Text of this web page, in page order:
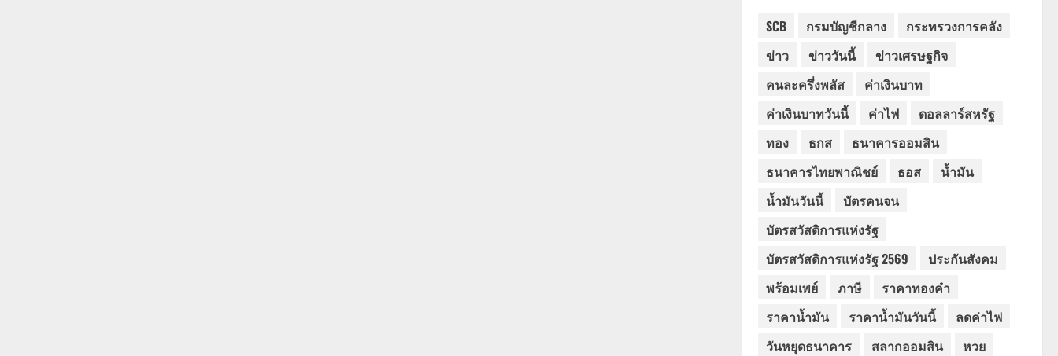
SCB กรมบัญชีกลาง
กระทรวงการคลัง
ข่าว
ข่าววันนี้
ข่าวเศรษฐกิจ
คนละครึ่งพลัส
ค่าเงินบาท
ค่าเงินบาทวันนี้
ค่าไฟ
ดอลลาร์สหรัฐ
ทอง
ธกส
ธนาคารออมสิน
ธนาคารไทยพาณิชย์
ธอส
น้ำมัน
น้ำมันวันนี้
บัตรคนจน
บัตรสวัสดิการแห่งรัฐ
บัตรสวัสดิการแห่งรัฐ 2569
ประกันสังคม
พร้อมเพย์
ภาษี
ราคาทองคำ
ราคาน้ำมัน
ราคาน้ำมันวันนี้
ลดค่าไฟ
วันหยุดธนาคาร
สลากออมสิน
หวย